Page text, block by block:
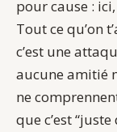
pour cause :
Tout ce qu’on
c’est une
aucune amitié
ne
que c’est